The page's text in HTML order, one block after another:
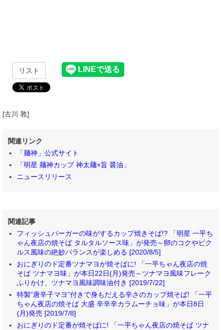
リスト
[古川 敦]
関連リンク
「麺神」公式サイト
「明星 麺神カップ 神太麺×旨 醤油」
ニュースリリース
関連記事
フィッシュバーガーの味がするカップ焼きそば!? 「明星 一平ち
ゃん夜店の焼そば タルタルソース味」が発売～卵のコクやピク
ルス風味の絶妙バランスが楽しめる [2020/8/5]
おにぎりのド定番ツナマヨが焼そばに! 「一平ちゃん夜店の焼
そば ツナマヨ味」が本日22日(月)発売～ツナマヨ風味フレーク
ふりかけ、ツナマヨ風味調味油付き [2019/7/22]
特製“唐辛子マヨ”付きで身もだえる辛さのカップ焼そば! 「一平
ちゃん夜店の焼そば 大盛 辛辛辛カラムーチョ味」が本日8日
(月)発売 [2019/7/8]
おにぎりのド定番が焼そばに! 「一平ちゃん夜店の焼そば ツナ